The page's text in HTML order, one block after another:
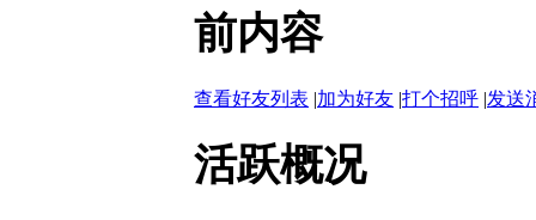
前内容
查看好友列表 |加为好友 |打个招呼 |发送
活跃概况